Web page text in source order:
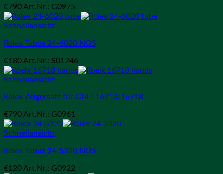
€790 Art.Nr.: G0975
Schnellansicht
Rolex Tubus 24-6020 NOS
€180 Art.Nr.: S01246
Schnellansicht
Rolex Zeigersatz für GMT 16713/16718
€790 Art.Nr.: G0961
Schnellansicht
Rolex Tubus 24-5320 NOS
€120 Art.Nr.: G0922